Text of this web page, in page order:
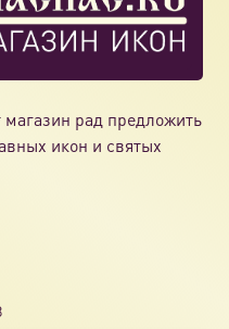
рад предложить
икон и святых